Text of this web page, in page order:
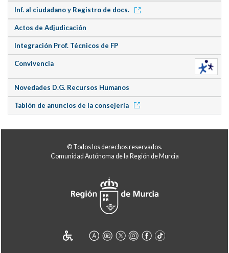
Inf. al ciudadano y Registro de docs.
Actos de Adjudicación
Integración Prof. Técnicos de FP
Convivencia
Novedades D.G. Recursos Humanos
Tablón de anuncios de la consejería
© Todos los derechos reservados.
Comunidad Autónoma de la Región de Murcia